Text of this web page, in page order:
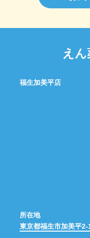
え
福生加美平店
所在地
東京都福生市加美平2-